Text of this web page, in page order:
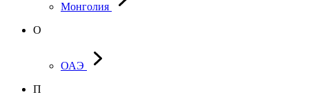
Монголия
О
ОАЭ
П